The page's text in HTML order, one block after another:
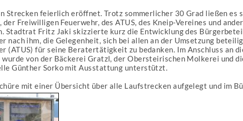
Strecken feierlich eröffnet. Trotz sommerlicher 30 Grad ließen
der Freiwilligen Feuerwehr, des ATUS, des Kneip-Vereines und
Stadtrat Fritz Jaki skizzierte kurz die Entwicklung des
nach ihm, die Gelegenheit, sich bei allen an der Umsetzung
(ATUS) für seine Beratertätigkeit zu bedanken. Im Anschluss an
von der Bäckerei Gratzl, der Obersteirischen Molkerei und
Günther Sorko mit Ausstattung unterstützt.
mit einer Übersicht über alle Laufstrecken aufgelegt und im